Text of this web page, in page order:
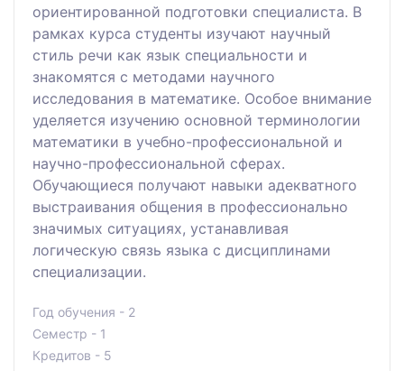
ориентированной подготовки специалиста. В
рамках курса студенты изучают научный
стиль речи как язык специальности и
знакомятся с методами научного
исследования в математике. Особое внимание
уделяется изучению основной терминологии
математики в учебно-профессиональной и
научно-профессиональной сферах.
Обучающиеся получают навыки адекватного
выстраивания общения в профессионально
значимых ситуациях, устанавливая
логическую связь языка с дисциплинами
специализации.
Год обучения - 2
Семестр - 1
Кредитов - 5